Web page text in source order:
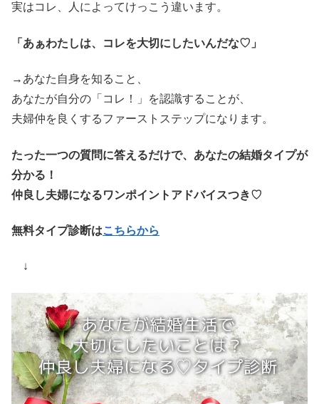
実はコレ、人によってけっこう違います。
「あぁわたしは、コレを大切にしたいんだな♡」
→あなた自身を知ること、
あなたが自分の「コレ！」を認識することが、
夫婦仲を良くするファーストステップになります。
たった一つの質問に答えるだけで、あなたの結婚タイプが
分かる！
仲良し夫婦になるワンポイントアドバイスつき♡
無料タイプ診断はこちらから
↓